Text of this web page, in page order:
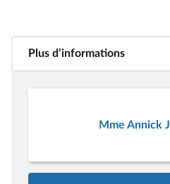
Plus d’informations
<b>Plus
Mme Annick